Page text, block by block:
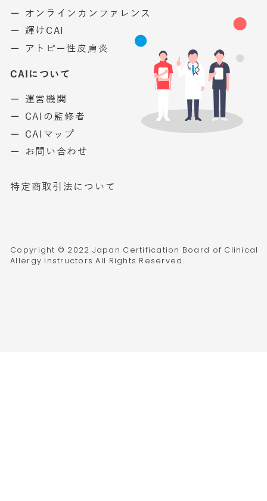
ー オンラインカンファレンス
ー 輝けCAI
ー アトピー性皮膚炎
CAIについて
ー 運営機関
ー CAIの監修者
ー CAIマップ
ー お問い合わせ
特定商取引法について
Copyright © 2022 Japan Certification Board of Clinical
Allergy Instructors All Rights Reserved.